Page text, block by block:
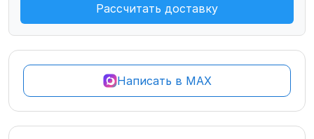
Рассчитать доставку
Написать в MAX